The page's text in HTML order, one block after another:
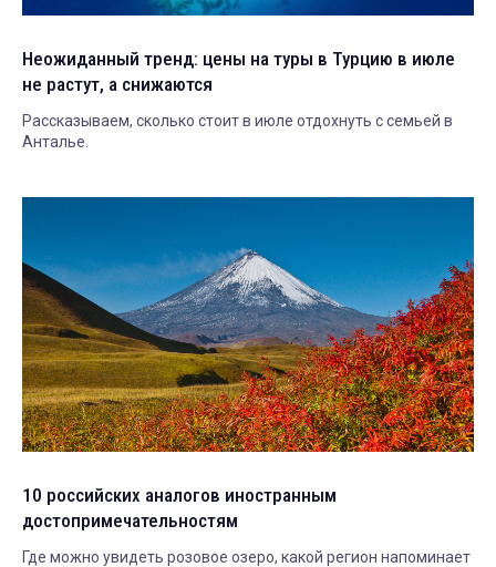
Неожиданный тренд: цены на туры в Турцию в июле
не растут, а снижаются
Рассказываем, сколько стоит в июле отдохнуть с семьей в
Анталье.
10 российских аналогов иностранным
достопримечательностям
Где можно увидеть розовое озеро, какой регион напоминает